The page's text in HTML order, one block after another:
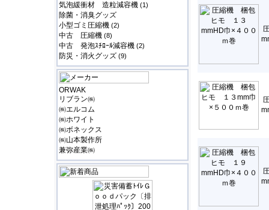
気泡緩衝材 造粒減容機 (1)
除菌・消臭グッズ
小型ゴミ圧縮機 (2)
中古 圧縮機 (8)
中古 発泡ｽﾁﾛｰﾙ減容機 (2)
防災・消火グッズ (9)
ORWAK
リブラン㈱
㈱エルコム
㈱ホワイト
㈱ボネックス
㈱山本製作所
兼弥産業㈱